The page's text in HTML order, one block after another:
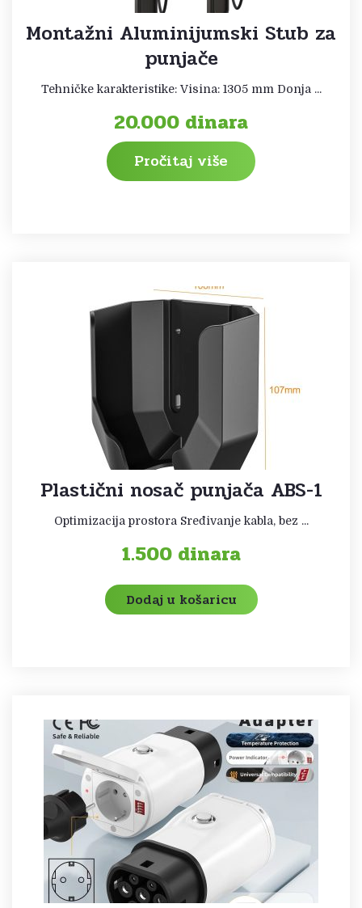
Montažni Aluminijumski Stub za
punjače
Tehničke karakteristike: Visina: 1305 mm Donja ...
20.000 dinara
Pročitaj više
Plastični nosač punjača ABS-1
Optimizacija prostora Sređivanje kabla, bez ...
1.500 dinara
Dodaj u košaricu